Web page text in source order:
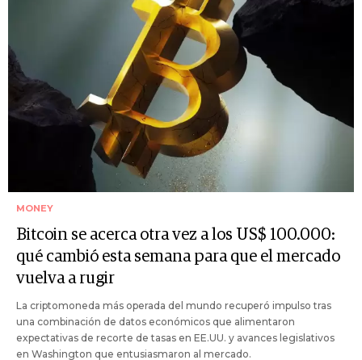
MONEY
Bitcoin se acerca otra vez a los US$ 100.000:
qué cambió esta semana para que el mercado
vuelva a rugir
La criptomoneda más operada del mundo recuperó impulso tras
una combinación de datos económicos que alimentaron
expectativas de recorte de tasas en EE.UU. y avances legislativos
en Washington que entusiasmaron al mercado.